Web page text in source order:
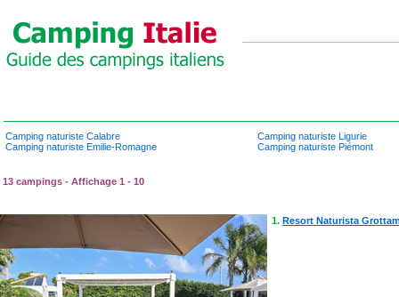
Camping naturiste Calabre
Camping naturiste Emilie-Romagne
Camping naturiste Ligurie
Camping naturiste Piémont
13 campings - Affichage 1 - 10
1. Resort Naturista